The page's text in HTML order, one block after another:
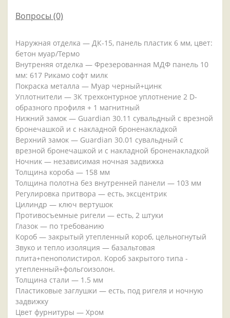
Вопросы (0)
Наружная отделка — ДК-15, панель пластик 6 мм, цвет:
бетон муар/Термо
Внутреняя отделка — Фрезерованная МДФ панель 10
мм: 617 Рикамо софт милк
Покраска металла — Муар черный+цинк
Уплотнители — 3К трехконтурное уплотнение 2 D-
образного профиля + 1 магнитный
Нижний замок — Guardian 30.11 сувальдный с врезной
бронечашкой и с накладной броненакладкой
Верхний замок — Guardian 30.01 сувальдный с
врезной бронечашкой и с накладной броненакладкой
Ночник — независимая ночная задвижка
Толщина короба — 158 мм
Толщина полотна без внутренней панели — 103 мм
Регулировка притвора — есть, эксцентрик
Цилиндр — ключ вертушок
Противосъемные ригели — есть, 2 штуки
Глазок — по требованию
Короб — закрытый утепленный короб, цельногнутый
Звуко и тепло изоляция — базальтовая
плита+пенополистирол. Короб закрытого типа -
утепленный+фольгоизолон.
Толщина стали — 1.5 мм
Пластиковые заглушки — есть, под ригеля и ночную
задвижку
Цвет фурнитуры — Хром